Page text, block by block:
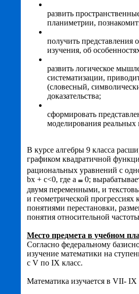
развить
планиметрии,
получить представления
изучения, об
развить логическое
систематизации,
(словесный,
доказательства;
сформировать
моделирования реальных
В курсе алгебры 9 класса
графиком квадратич­ной
рациональных уравнений с
bх + с<0, где а
0;
двумя переменными, и
и гео­метрической прогрессиях
понятиями пе­рестановки,
понятия относительной
Место предмета в учебном
Согласно федеральному
изучение математики на
с V по IX класс.
Математика изучается в VII- IX